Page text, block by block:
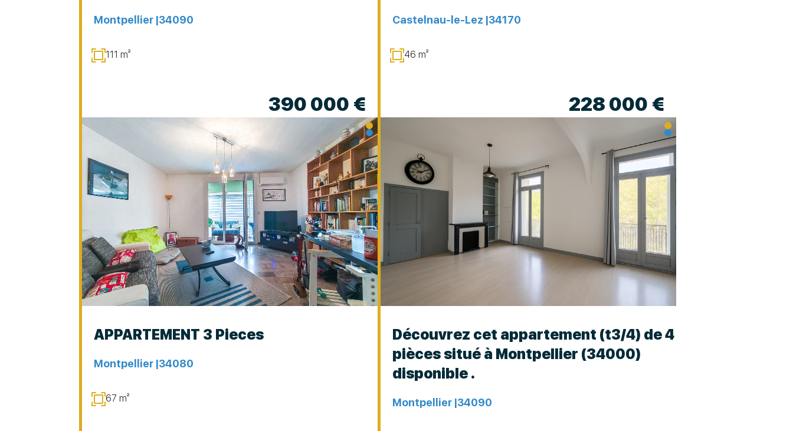
Montpellier |34090
111 m²
390 000 €
Castelnau-le-Lez |34170
46 m²
228 000 €
APPARTEMENT 3 Pieces
Montpellier |34080
67 m²
Découvrez cet appartement (t3/4) de 4
pièces situé à Montpellier (34000)
disponible .
Montpellier |34090